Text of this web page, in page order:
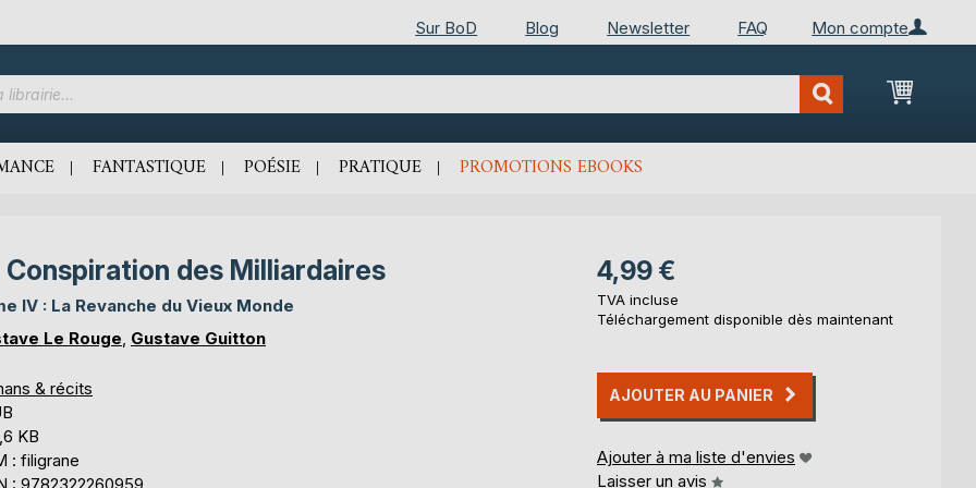
Mon compte
Sur BoD Blog Newsletter FAQ
Mon
FANTASTIQUE POÉSIE PRATIQUE PROMOTIONS EBOOKS
Conspiration des Milliardaires
IV : La Revanche du Vieux Monde
Le Rouge, Gustave Guitton
& récits
KB
: filigrane
4,99 €
TVA incluse
Téléchargement disponible dès maintenant
AJOUTER AU PANIER
Ajouter à ma liste d'envies
Laisser un avis